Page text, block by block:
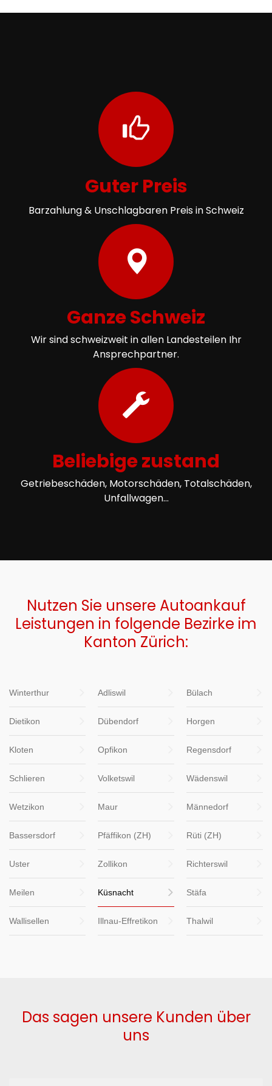
Guter Preis
Barzahlung & Unschlagbaren Preis in Schweiz
Ganze Schweiz
Wir sind schweizweit in allen Landesteilen Ihr
Ansprechpartner.
Beliebige zustand
Getriebeschäden, Motorschäden, Totalschäden,
Unfallwagen...
Nutzen Sie unsere Autoankauf
Leistungen in folgende Bezirke im
Kanton Zürich:
Winterthur Adliswil Bülach
Dietikon Dübendorf Horgen
Kloten Opfikon Regensdorf
Schlieren Volketswil Wädenswil
Wetzikon Maur Männedorf
Bassersdorf Pfäffikon (ZH) Rüti (ZH)
Uster Zollikon Richterswil
Meilen Küsnacht Stäfa
Wallisellen Illnau-Effretikon Thalwil
Das sagen unsere Kunden über
uns